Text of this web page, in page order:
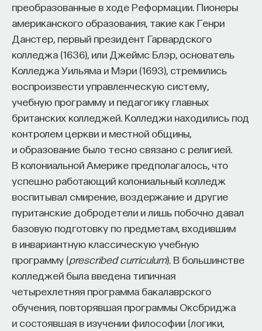
преобразованные в ходе Реформации. Пионеры
американского образования, такие как Генри
Данстер, первый президент Гарвардского
колледжа (1636), или Джеймс Блэр, основатель
Колледжа Уильяма и Мэри (1693), стремились
воспроизвести управленческую систему,
учебную программу и педагогику главных
британских колледжей. Колледжи находились под
контролем церкви и местной общины,
и образование было тесно связано с религией.
В колониальной Америке предполагалось, что
успешно работающий колониальный колледж
воспитывал смирение, воздержание и другие
пуританские добродетели и лишь побочно давал
базовую подготовку по предметам, входившим
в инвариантную классическую учебную
программу (prescribed curriculum). В большинстве
колледжей была введена типичная
четырехлетняя программа бакалаврского
обучения, повторявшая программы Оксбриджа
и состоявшая в изучении философии (логики,
В ходе работы с научным сообществом Ивар
и его команда обнаружили, что инновационные
индустрии испытывают кадровый голод,
особенно молодые deep tech и биотех компании.
Исследование аудитории ПостНауки
подтвердило масштаб: более60%слушателей
проекта имеют STEM-образование, при этом
заинтересованы в работе в инновационных
компаниях, но не знают, с чего начать.
Специалисты сталкиваются с тремя ключевыми
барьерами:
Недостаток информации о глобальных
индустриях и карьерных возможностях
мешает поиску подходящих ваканси; ​
Непрозрачные механизмы в инновационных
компаниях усложняют процесс
трудоустройства​;
Стереотипы не позволяют эффективно
конкурировать на международном рынке​.